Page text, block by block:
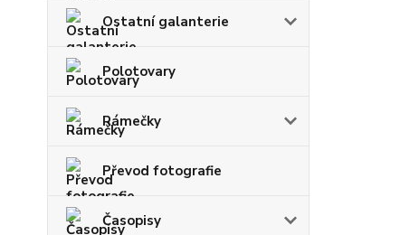
Ostatní galanterie
Polotovary
Rámečky
Převod fotografie
Časopisy